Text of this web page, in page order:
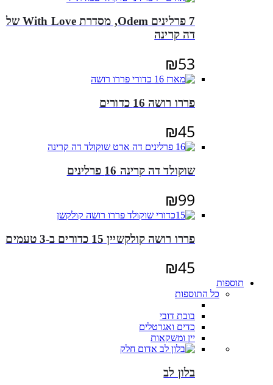
7 פרלינים Odem, מסדרת With Love של
דה קרינה
₪53
פררו רושה 16 כדורים
₪45
שוקולד דה קרינה 16 פרלינים
₪99
פררו רושה קולקשיין 15 כדורים ב-3 טעמים
₪45
תוספות
כל התוספות
בובת דובי
כדים ואגרטלים
יין ומשקאות
בלון לב